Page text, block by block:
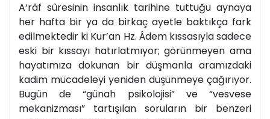
A‘râf sûresinin insanlık tarihine tuttuğu aynaya
her hafta bir ya da birkaç ayetle baktıkça fark
edilmektedir ki Kur’an Hz. Âdem kıssasıyla sadece
eski bir kıssayı hatırlatmıyor; görünmeyen ama
hayatımıza dokunan bir düşmanla aramızdaki
kadim mücadeleyi yeniden düşünmeye çağırıyor.
Bugün de “günah psikolojisi” ve “vesvese
mekanizması” tartışılan soruların bir benzeri